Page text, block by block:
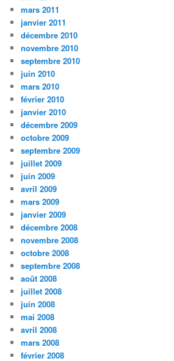
mars 2011
janvier 2011
décembre 2010
novembre 2010
septembre 2010
juin 2010
mars 2010
février 2010
janvier 2010
décembre 2009
octobre 2009
septembre 2009
juillet 2009
juin 2009
avril 2009
mars 2009
janvier 2009
décembre 2008
novembre 2008
octobre 2008
septembre 2008
août 2008
juillet 2008
juin 2008
mai 2008
avril 2008
mars 2008
février 2008